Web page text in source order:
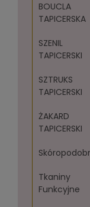
BOUCLA
TAPICERSKA
SZENIL
TAPICERSKI
SZTRUKS
TAPICERSKI
ŻAKARD
TAPICERSKI
Tkaniny
Funkcyjne